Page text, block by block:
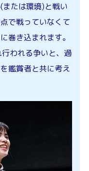
たは環境)と戦い
で戦っていなくて
巻き込まれます。
行われる争いと、過
鑑賞者と共に考え